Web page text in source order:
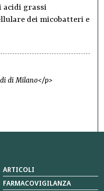
acidi grassi
dei micobatteri e
di Milano</p>
ARTICOLI
FARMACOVIGILANZA